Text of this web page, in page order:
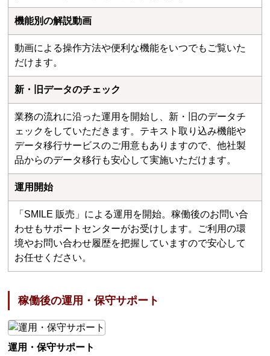
機能別の解説動画
動画による操作方法や便利な機能をいつでもご覧いた
だけます。
新・旧データのチェック
業務の流れに沿った運用を開始し、新・旧のデータチ
ェックをしていただきます。テキスト取り込み機能や
データ移行サービスのご用意もありますので、他社製
品からのデータ移行も安心して実施いただけます。
運用開始
「SMILE 販売」による運用を開始。稼働後のお問い合
わせもサポートセンターがお受けします。ご利用の環
境やお問い合わせ履歴を把握していますので安心して
お任せください。
稼働後の運用・保守サポート
運用・保守サポート